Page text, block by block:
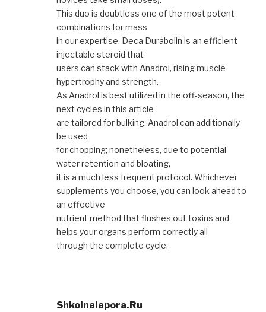
This duo is doubtless one of the most potent
combinations for mass
in our expertise. Deca Durabolin is an efficient
injectable steroid that
users can stack with Anadrol, rising muscle
hypertrophy and strength.
As Anadrol is best utilized in the off-season, the
next cycles in this article
are tailored for bulking. Anadrol can additionally
be used
for chopping; nonetheless, due to potential
water retention and bloating,
it is a much less frequent protocol. Whichever
supplements you choose, you can look ahead to
an effective
nutrient method that flushes out toxins and
helps your organs perform correctly all
through the complete cycle.
Shkolnaiapora.Ru